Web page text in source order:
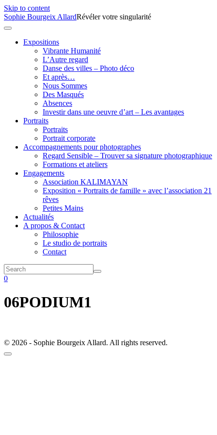
Skip to content
Sophie Bourgeix AllardRévéler votre singularité
Expositions
Vibrante Humanité
L’Autre regard
Danse des villes – Photo déco
Et après…
Nous Sommes
Des Masqués
Absences
Investir dans une oeuvre d’art – Les avantages
Portraits
Portraits
Portrait corporate
Accompagnements pour photographes
Regard Sensible – Trouver sa signature photographique
Formations et ateliers
Engagements
Association KALIMAYAN
Exposition « Portraits de famille » avec l’association 21
rêves
Petites Mains
Actualités
A propos & Contact
Philosophie
Le studio de portraits
Contact
0
06PODIUM1
© 2026 - Sophie Bourgeix Allard. All rights reserved.